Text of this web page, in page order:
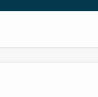
ことが出来るように分かりやすく